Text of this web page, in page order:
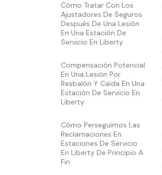
Cómo Tratar Con Los
Ajustadores De Seguros
Después De Una Lesión
En Una Estación De
Servicio En Liberty
Compensación Potencial
En Una Lesión Por
Resbalón Y Caída En Una
Estación De Servicio En
Liberty
Cómo Perseguimos Las
Reclamaciones En
Estaciones De Servicio
En Liberty De Principio A
Fin